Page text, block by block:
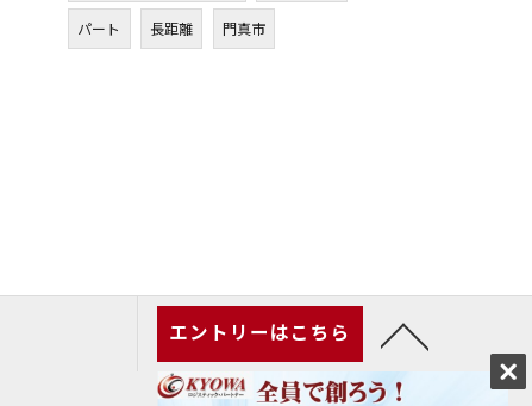
パート 長距離 門真市
エントリーはこちら